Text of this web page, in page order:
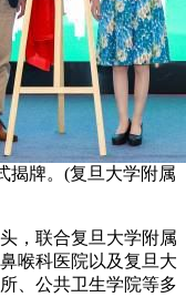
揭牌。(复旦大学附属
，联合复旦大学附属
喉科医院以及复旦大
、公共卫生学院等多